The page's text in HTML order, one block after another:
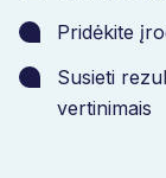
Pridėkite
Susieti
vertinimais